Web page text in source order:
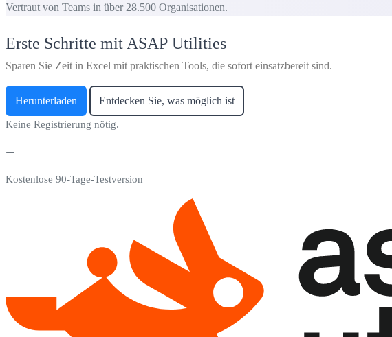
Vertraut von Teams in über 28.500 Organisationen.
Erste Schritte mit ASAP Utilities
Sparen Sie Zeit in Excel mit praktischen Tools, die sofort einsatzbereit sind.
Herunterladen Entdecken Sie, was möglich ist
Keine Registrierung nötig.
Kostenlose 90-Tage-Testversion